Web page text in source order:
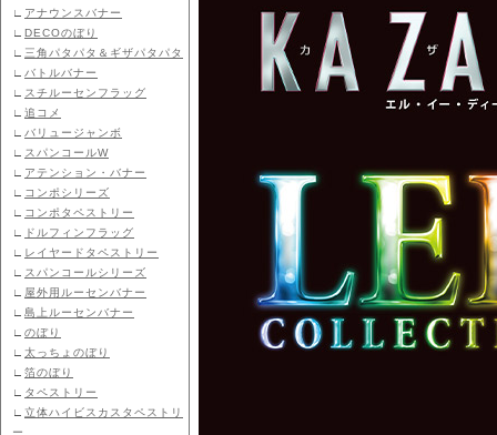
∟ アナウンスバナー
∟ DECOのぼり
∟ 三角パタパタ＆ギザパタパタ
∟ バトルバナー
∟ スチルーセンフラッグ
∟ 追コメ
∟ バリュージャンボ
∟ スパンコールW
∟ アテンション・バナー
∟ コンポシリーズ
∟ コンポタペストリー
∟
ドルフィンフラッグ
∟ レイヤードタペストリー
∟ スパンコールシリーズ
∟ 屋外用ルーセンバナー
∟ 島上ルーセンバナー
∟ のぼり
∟ 太っちょのぼり
∟ 箔のぼり
∟ タペストリー
∟ 立体ハイビスカスタペストリ
ー